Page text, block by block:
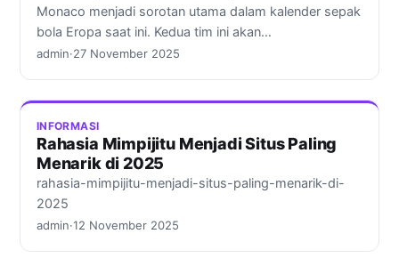
Monaco menjadi sorotan utama dalam kalender sepak
bola Eropa saat ini. Kedua tim ini akan…
admin·27 November 2025
INFORMASI
Rahasia Mimpijitu Menjadi Situs Paling
Menarik di 2025
rahasia-mimpijitu-menjadi-situs-paling-menarik-di-
2025
admin·12 November 2025